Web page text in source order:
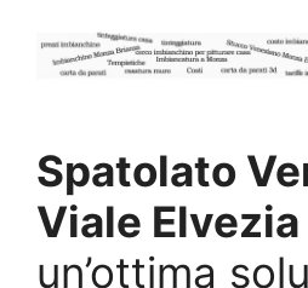
Spatolato
Viale
un’ottima